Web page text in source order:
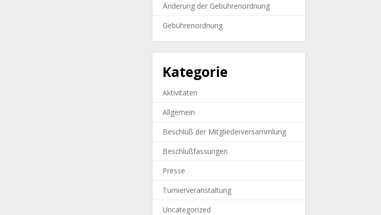
Änderung der Gebührenordnung
Gebührenordnung
Kategorie
Aktivitäten
Allgemein
Beschluß der Mitgliederversammlung
Beschlußfassungen
Presse
Turnierveranstaltung
Uncategorized